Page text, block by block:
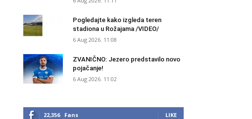
Pogledajte kako izgleda teren
stadiona u Rožajama /VIDEO/
6 Aug 2026. 11:08
ZVANIČNO: Jezero predstavilo novo
pojačanje!
6 Aug 2026. 11:02
22,356 Fans LIKE